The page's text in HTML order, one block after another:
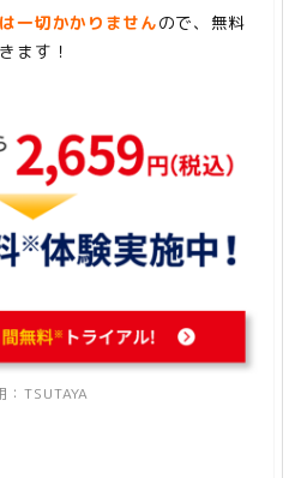
一切かかりませんので、無料
ます！
TSUTAYA